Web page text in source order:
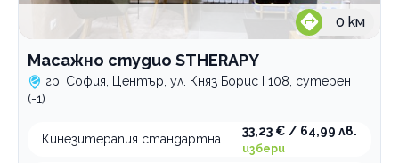
0 км
Масажно студио STHERAPY
гр. София, Център, ул. Княз Борис I 108, сутерен
(-1)
Кинезитерапия стандартна
33,23 € / 64,99 лв.
избери